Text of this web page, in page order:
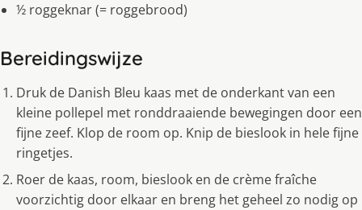
½ roggeknar (= roggebrood)
Bereidingswijze
Druk de Danish Bleu kaas met de onderkant van een
kleine pollepel met ronddraaiende bewegingen door een
fijne zeef. Klop de room op. Knip de bieslook in hele fijne
ringetjes.
Roer de kaas, room, bieslook en de crème fraîche
voorzichtig door elkaar en breng het geheel zo nodig op